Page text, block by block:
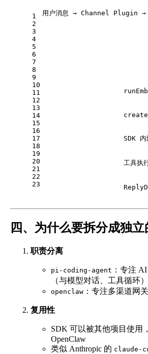
1
2
3
4
5
6
7
8
9
10
11
12
13
14
15
16
17
18
19
20
21
22
23
用户消息 → Channel Plugin
SDK 内
工具执
四、为什么要拆分成独立
职责分离
pi-coding-agent ：专注
（与模型对话、工具循环）
openclaw ：专注多渠道网
复用性
SDK 可以被其他项目使用
OpenClaw
类似 Anthropic 的 claude-